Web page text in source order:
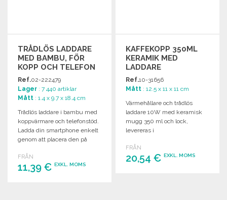
TRÅDLÖS LADDARE
MED BAMBU, FÖR
KOPP OCH TELEFON
Ref.02-222479
Lager : 7 440 artiklar
Mått : 1.4 x 9.7 x 18.4 cm
Trådlös laddare i bambu med
koppvärmare och telefonstöd.
Ladda din smartphone enkelt
genom att placera den på
FRÅN
11,39 € EXKL. MOMS
KAFFEKOPP 350ML
KERAMIK MED
LADDARE
Ref.10-31656
Mått : 12.5 x 11 x 11 cm
Värmehållare och trådlös
laddare 10W med keramisk
mugg 350 ml och lock,
levereras i
FRÅN
20,54 €EXKL. MOMS